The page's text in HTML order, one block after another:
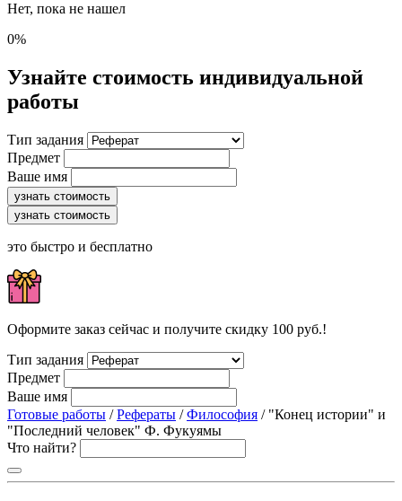
Нет, пока не нашел
0%
Узнайте стоимость индивидуальной
работы
Тип задания
Предмет
Ваше имя
узнать стоимость
узнать стоимость
это быстро и бесплатно
Оформите заказ сейчас и получите скидку 100 руб.!
Тип задания
Предмет
Ваше имя
Готовые работы /Рефераты /Философия / "Конец истории" и
"Последний человек" Ф. Фукуямы
Что найти?